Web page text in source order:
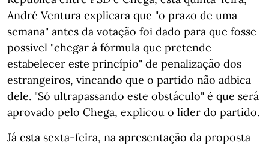
André Ventura explicara que "o prazo de uma
semana" antes da votação foi dado para que fosse
possível "chegar à fórmula que pretende
estabelecer este princípio" de penalização dos
estrangeiros, vincando que o partido não adbica
dele. "Só ultrapassando este obstáculo" é que será
aprovado pelo Chega, explicou o líder do partido.
Já esta sexta-feira, na apresentação da proposta